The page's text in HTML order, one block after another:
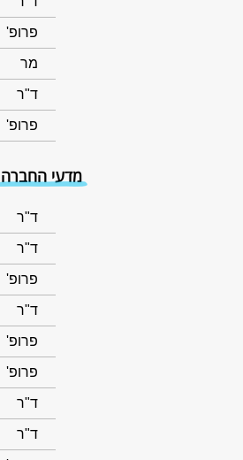
פרופ'
מר
ד"ר
פרופ'
מדעי החברה
ד"ר
ד"ר
פרופ'
ד"ר
פרופ'
פרופ'
ד"ר
ד"ר